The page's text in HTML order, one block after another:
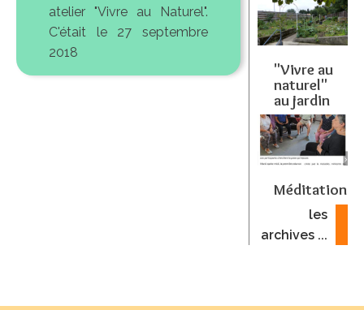
atelier "Vivre au Naturel".
C'était le 27 septembre
2018
"Vivre au
naturel"
au jardin
Méditation
les
archives ...